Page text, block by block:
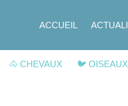
ACCUEIL
🐴 CHEVAUX 🐦 OISEAUX